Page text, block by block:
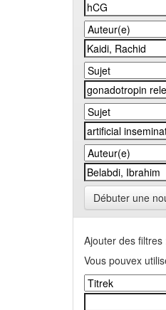
Débuter une
Ajouter des filtres
Vous pouvex